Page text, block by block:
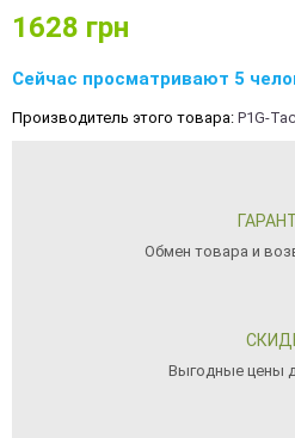
1628 грн
Сейчас просматривают 5
Производитель этого товара: P1G-Tac
Обмен товара и
Выгодные цены